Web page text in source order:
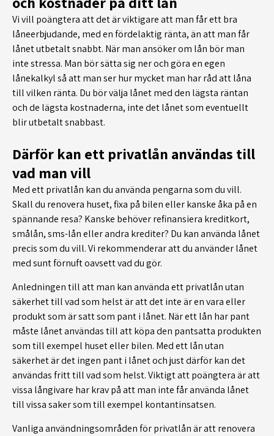
Vi vill poängtera att det är viktigare att man får ett bra
låneerbjudande, med en fördelaktig ränta, än att man får
lånet utbetalt snabbt. När man ansöker om lån bör man
inte stressa. Man bör sätta sig ner och göra en egen
lånekalkyl så att man ser hur mycket man har råd att låna
till vilken ränta. Du bör välja lånet med den lägsta räntan
och de lägsta kostnaderna, inte det lånet som eventuellt
blir utbetalt snabbast.
Därför kan ett privatlån användas till
vad man vill
Med ett privatlån kan du använda pengarna som du vill.
Skall du renovera huset, fixa på bilen eller kanske åka på en
spännande resa? Kanske behöver refinansiera kreditkort,
smålån, sms-lån eller andra krediter? Du kan använda lånet
precis som du vill. Vi rekommenderar att du använder lånet
med sunt förnuft oavsett vad du gör.
Anledningen till att man kan använda ett privatlån utan
säkerhet till vad som helst är att det inte är en vara eller
produkt som är satt som pant i lånet. När ett lån har pant
måste lånet användas till att köpa den pantsatta produkten
som till exempel huset eller bilen. Med ett lån utan
säkerhet är det ingen pant i lånet och just därför kan det
användas fritt till vad som helst. Viktigt att poängtera är att
vissa långivare har krav på att man inte får använda lånet
till vissa saker som till exempel kontantinsatsen.
Vanliga användningsområden för privatlån är att renovera